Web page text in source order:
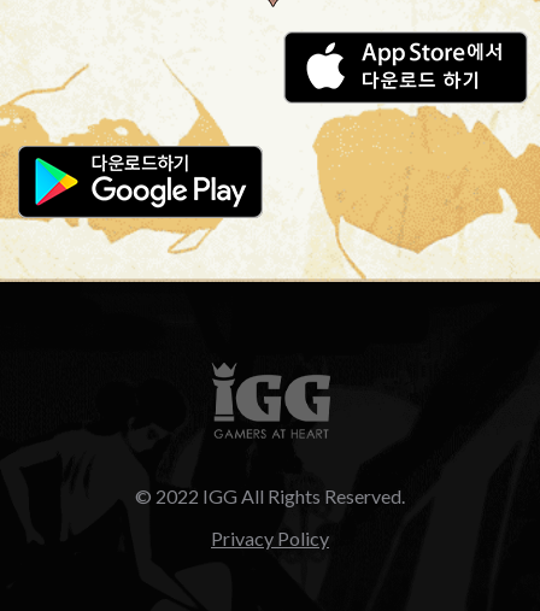
© 2022 IGG All Rights Reserved.
Privacy Policy